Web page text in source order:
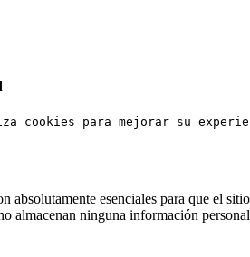
cookies para mejorar su
absolutamente esenciales para que el
almacenan ninguna información